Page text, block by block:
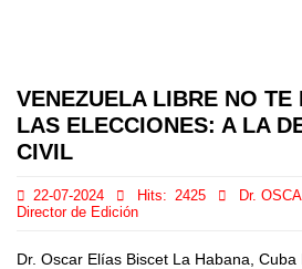
VENEZUELA LIBRE NO TE
LAS ELECCIONES: A LA
CIVIL
22-07-2024 Hits: 2425
Dr.
Director de Edición
Dr. Oscar Elías Biscet La Habana, Cuba